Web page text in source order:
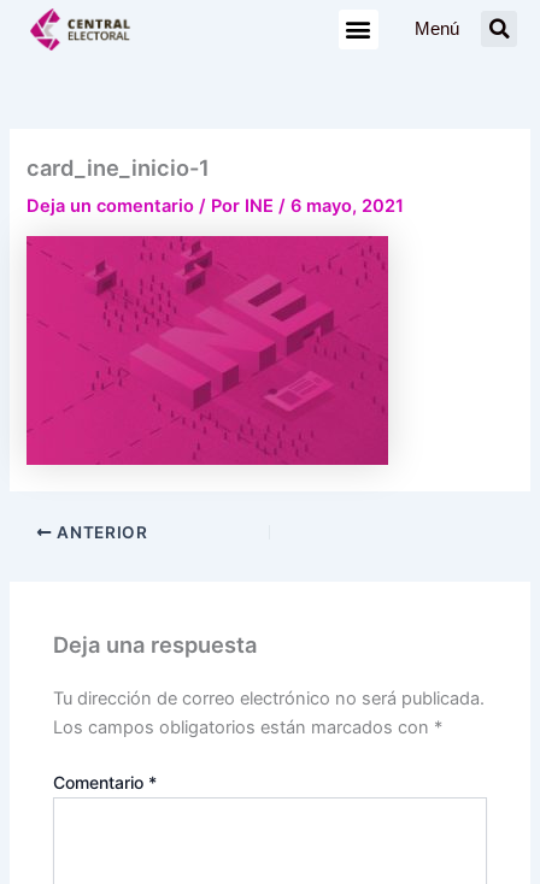
Menú
card_ine_inicio-1
Deja un comentario / Por INE/6 mayo, 2021
ANTERIOR
Deja una respuesta
Tu dirección de correo electrónico no será publicada.
Los campos obligatorios están marcados con *
Comentario *